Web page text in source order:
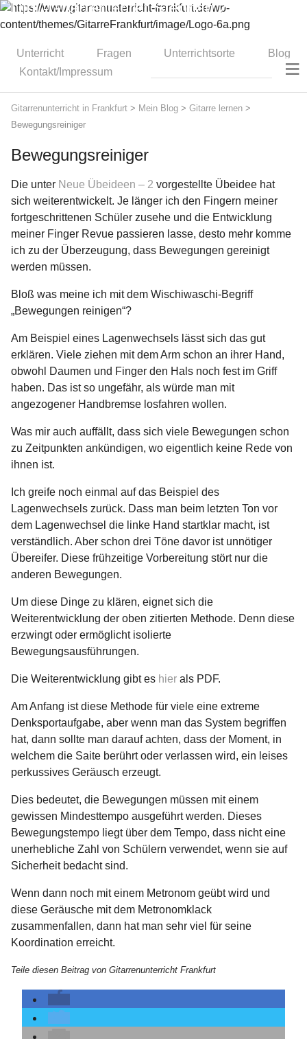
Dipl.-Gitarrenlehrer Stephan Zitzmann
Unterricht Fragen Unterrichtsorte
Blog
Kontakt/Impressum
≡
Gitarrenunterricht in Frankfurt > Mein Blog > Gitarre lernen >
Bewegungsreiniger
Bewegungsreiniger
Die unter Neue Übeideen – 2 vorgestellte Übeidee hat
sich weiterentwickelt. Je länger ich den Fingern meiner
fortgeschrittenen Schüler zusehe und die Entwicklung
meiner Finger Revue passieren lasse, desto mehr komme
ich zu der Überzeugung, dass Bewegungen gereinigt
werden müssen.
Bloß was meine ich mit dem Wischiwaschi-Begriff
„Bewegungen reinigen“?
Am Beispiel eines Lagenwechsels lässt sich das gut
erklären. Viele ziehen mit dem Arm schon an ihrer Hand,
obwohl Daumen und Finger den Hals noch fest im Griff
haben. Das ist so ungefähr, als würde man mit
angezogener Handbremse losfahren wollen.
Was mir auch auffällt, dass sich viele Bewegungen schon
zu Zeitpunkten ankündigen, wo eigentlich keine Rede von
ihnen ist.
Ich greife noch einmal auf das Beispiel des
Lagenwechsels zurück. Dass man beim letzten Ton vor
dem Lagenwechsel die linke Hand startklar macht, ist
verständlich. Aber schon drei Töne davor ist unnötiger
Übereifer. Diese frühzeitige Vorbereitung stört nur die
anderen Bewegungen.
Um diese Dinge zu klären, eignet sich die
Weiterentwicklung der oben zitierten Methode. Denn diese
erzwingt oder ermöglicht isolierte
Bewegungsausführungen.
Die Weiterentwicklung gibt es hier als PDF.
Am Anfang ist diese Methode für viele eine extreme
Denksportaufgabe, aber wenn man das System begriffen
hat, dann sollte man darauf achten, dass der Moment, in
welchem die Saite berührt oder verlassen wird, ein leises
perkussives Geräusch erzeugt.
Dies bedeutet, die Bewegungen müssen mit einem
gewissen Mindesttempo ausgeführt werden. Dieses
Bewegungstempo liegt über dem Tempo, dass nicht eine
unerhebliche Zahl von Schülern verwendet, wenn sie auf
Sicherheit bedacht sind.
Wenn dann noch mit einem Metronom geübt wird und
diese Geräusche mit dem Metronomklack
zusammenfallen, dann hat man sehr viel für seine
Koordination erreicht.
Teile diesen Beitrag von Gitarrenunterricht Frankfurt